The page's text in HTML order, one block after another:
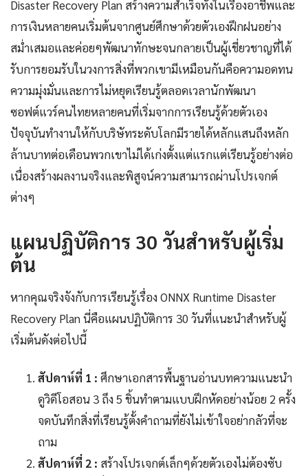
Disaster Recovery Plan สร้างความสำเร็จทั้งในเรื่องอาชีพและ
การเงินหลายคนเริ่มต้นจากศูนย์ศึกษาด้วยตัวเองฝึกฝนอย่าง
สม่ำเสมอและค่อยๆพัฒนาทักษะจนกลายเป็นผู้เชี่ยวชาญที่ได้
รับการยอมรับในวงการสิ่งที่พวกเขามีเหมือนกันคือความอดทน
ความมุ่งมั่นและการไม่หยุดเรียนรู้ตลอดเวลานักพัฒนา
ซอฟต์แวร์คนไทยหลายคนที่เริ่มจากการเรียนรู้ด้วยตัวเอง
ปัจจุบันทำงานให้กับบริษัทระดับโลกมีรายได้หลักแสนถึงหลัก
ล้านบาทต่อเดือนพวกเขาไม่ได้เก่งตั้งแต่แรกแต่เรียนรู้อย่างต่อ
เนื่องสร้างผลงานจริงและพิสูจน์ความสามารถผ่านโปรเจกต์
ต่างๆ
แผนปฏิบัติการ 30 วันสำหรับผู้เริ่ม
ต้น
หากคุณจริงจังกับการเรียนรู้เรื่อง ONNX Runtime Disaster
Recovery Plan นี่คือแผนปฏิบัติการ 30 วันที่แนะนำสำหรับผู้
เริ่มต้นดังต่อไปนี้
สัปดาห์ที่ 1 : ศึกษาเอกสารพื้นฐานอ่านบทความแนะนำ
ดูวิดีโอสอน 3 ถึง 5 ชิ้นทำตามแบบฝึกหัดอย่างน้อย 2 ครั้ง
จดบันทึกสิ่งที่เรียนรู้ตั้งคำถามที่ยังไม่เข้าใจอย่ากลัวที่จะ
ถาม
สัปดาห์ที่ 2 : สร้างโปรเจกต์เล็กๆด้วยตัวเองไม่ต้องซับ